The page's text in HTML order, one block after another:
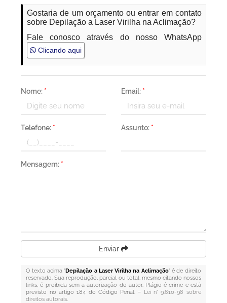
Gostaria de um orçamento ou entrar em contato
sobre Depilação a Laser Virilha na Aclimação?
Fale conosco através do nosso WhatsApp
Clicando aqui
Nome: * Email: *
Telefone: * Assunto: *
Mensagem: *
Enviar
O texto acima "Depilação a Laser Virilha na Aclimação" é de direito
reservado. Sua reprodução, parcial ou total, mesmo citando nossos
links, é proibida sem a autorização do autor. Plágio é crime e está
previsto no artigo 184 do Código Penal. – Lei n° 9.610-98 sobre
direitos autorais.